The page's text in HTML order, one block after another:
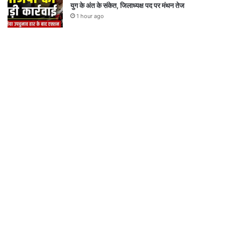
युग के अंत के संकेत, जिलाध्यक्ष पद पर मंथन तेज
1 hour ago